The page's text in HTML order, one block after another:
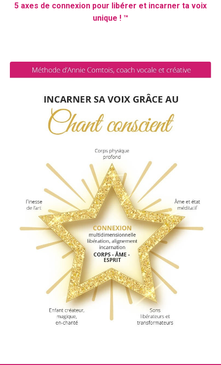
5 axes de connexion pour libérer et incarner ta voix
unique ! ™